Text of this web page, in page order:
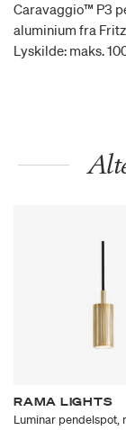
Caravaggio™ P3
aluminium fra Fritz
Lyskilde: maks.
RAMA LIGHTS
Luminar pendelspot,